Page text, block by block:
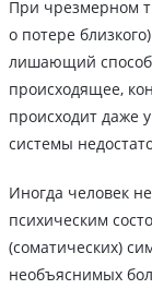
При чрезмерном
о потере
лишающий
происходящее,
происходит даже
системы
Иногда человек
психическим
(соматических)
необъяснимых